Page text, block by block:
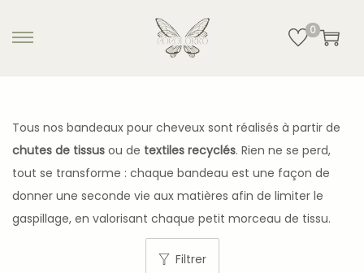
0
Tous nos bandeaux pour cheveux sont réalisés à partir de
chutes de tissus ou de textiles recyclés. Rien ne se perd,
tout se transforme : chaque bandeau est une façon de
donner une seconde vie aux matières afin de limiter le
gaspillage, en valorisant chaque petit morceau de tissu.
Filtrer